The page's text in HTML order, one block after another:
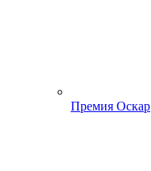
Премия Оскар